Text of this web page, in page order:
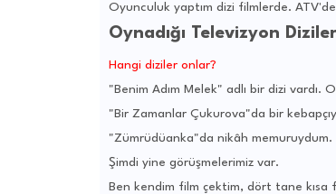
Oyunculuk yaptım dizi filmlerde.
Oynadığı Televizyon
Hangi diziler onlar?
"Benim Adım Melek" adlı bir dizi vardı.
"Bir Zamanlar Çukurova"da bir
"Zümrüdüanka"da nikâh memuruydum.
Şimdi yine görüşmelerimiz var.
Ben kendim film çektim, dört tane kısa